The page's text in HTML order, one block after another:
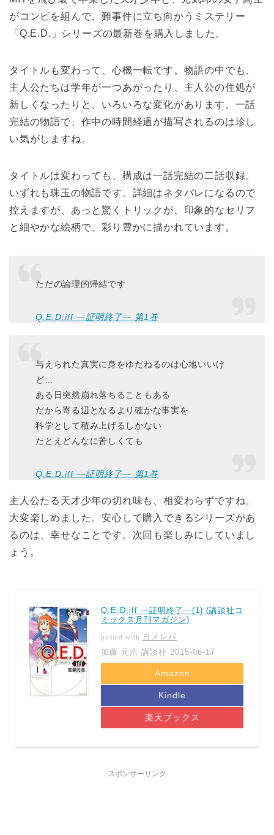
がコンビを組んで、難事件に立ち向かうミステリー
「Q.E.D.」シリーズの最新巻を購入しました。
タイトルも変わって、心機一転です。物語の中でも、
主人公たちは学年が一つあがったり、主人公の住処が
新しくなったりと、いろいろな変化があります。一話
完結の物語で、作中の時間経過が描写されるのは珍し
い気がしますね。
タイトルは変わっても、構成は一話完結の二話収録。
いずれも珠玉の物語です。詳細はネタバレになるので
控えますが、あっと驚くトリックが、印象的なセリフ
と細やかな絵柄で、彩り豊かに描かれています。
ただの論理的帰結です
Q.E.D.iff ―証明終了― 第1巻
与えられた真実に身をゆだねるのは心地いいけ
ど…
ある日突然崩れ落ちることもある
だから寄る辺となるより確かな事実を
科学として積み上げるしかない
たとえどんなに苦しくても
Q.E.D.iff ―証明終了― 第1巻
主人公たる天才少年の切れ味も、相変わらずですね。
大変楽しめました。安心して購入できるシリーズがあ
るのは、幸せなことです。次回も楽しみにしていまし
ょう。
Q.E.D.iff ―証明終了―(1) (講談社コ
ミックス月刊マガジン)
posted with
ヨメレバ
加藤 元浩 講談社 2015-06-17
Amazon
Kindle
楽天ブックス
スポンサーリンク